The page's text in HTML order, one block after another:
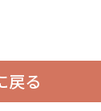
戻る